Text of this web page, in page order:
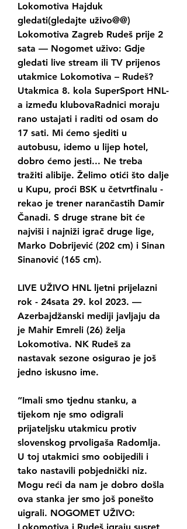
Lokomotiva Hajduk
gledati(gledajte uživo@@)
Lokomotiva Zagreb Rudeš prije 2
sata — Nogomet uživo: Gdje
gledati live stream ili TV prijenos
utakmice Lokomotiva – Rudeš?
Utakmica 8. kola SuperSport HNL-
a između klubovaRadnici moraju
rano ustajati i raditi od osam do
17 sati. Mi ćemo sjediti u
autobusu, idemo u lijep hotel,
dobro ćemo jesti... Ne treba
tražiti alibije. Želimo otići što dalje
u Kupu, proći BSK u četvrtfinalu -
rekao je trener narančastih Damir
Čanadi. S druge strane bit će
najviši i najniži igrač druge lige,
Marko Dobrijević (202 cm) i Sinan
Sinanović (165 cm).
LIVE UŽIVO HNL ljetni prijelazni
rok - 24sata 29. kol 2023. —
Azerbajdžanski mediji javljaju da
je Mahir Emreli (26) želja
Lokomotiva. NK Rudeš za
nastavak sezone osigurao je još
jedno iskusno ime.
“Imali smo tjednu stanku, a
tijekom nje smo odigrali
prijateljsku utakmicu protiv
slovenskog prvoligaša Radomlja.
U toj utakmici smo oobijedili i
tako nastavili pobjednički niz.
Mogu reći da nam je dobro došla
ova stanka jer smo još ponešto
uigrali. NOGOMET UŽIVO: